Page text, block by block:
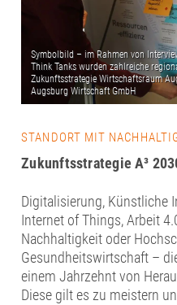
STANDORT MIT
Zukunftsstrategie A³
Digitalisierung, Künstliche
Internet of Things, Arbeit
Nachhaltigkeit oder
Gesundheitswirtschaft –
einem Jahrzehnt von
Diese gilt es zu meistern